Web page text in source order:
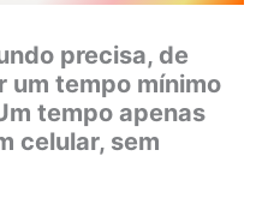
precisa, de
um tempo mínimo
tempo apenas
celular, sem